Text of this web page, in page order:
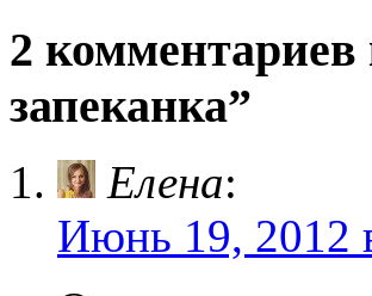
2 комментариев
запеканка”
Елена:
Июнь 19, 2012